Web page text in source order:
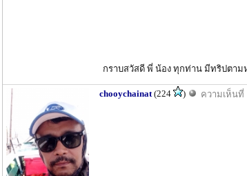
กราบสวัสดี พี่ น้อง ทุกท่าน มีทริปตา
chooychainat (224 ) ความเห็นที่